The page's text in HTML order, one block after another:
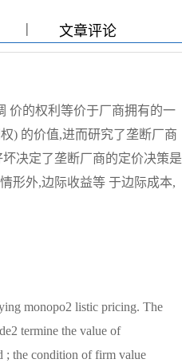
|| 文章评论
价的权利等价于厂商拥有的一
) 的价值,进而研究了垄断厂商
决定了垄断厂商的定价决策是
形外,边际收益等 于边际成本,
monopo2 listic pricing. The
termine the value of
; the condition of firm value